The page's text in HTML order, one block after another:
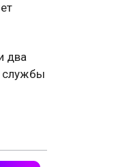
два